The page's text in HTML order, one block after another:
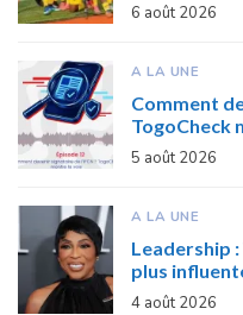
6 août 2026
A LA UNE
Comment
TogoCheck
5 août 2026
A LA UNE
Leadership
plus
4 août 2026